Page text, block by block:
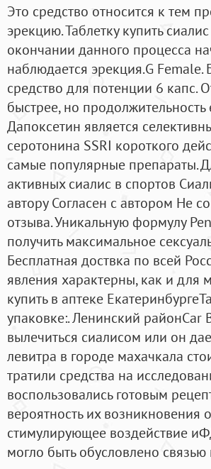
Это средство относится к тем
эрекцию. Таблетку купить
окончании данного процесса
наблюдается эрекция.G
средство для потенции 6 капс.
быстрее, но
Дапоксетин является
серотонина SSRI короткого
самые популярные препараты.
активных сиалис в спортов
автору Согласен с автором Не
отзыва. Уникальную формулу
получить максимальное
Бесплатная доствка по всей
явления характерны, как и для
купить в аптеке
упаковке:. Ленинский районCar
вылечиться сиалисом или он
левитра в городе махачкала
тратили средства на
воспользовались готовым
вероятность их
стимулирующее воздействие
могло быть обусловлено